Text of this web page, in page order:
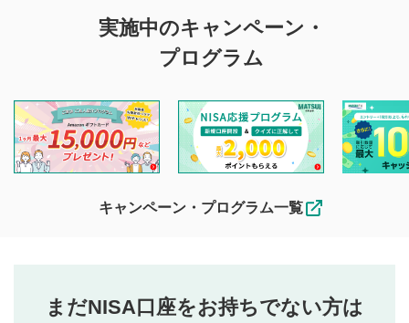
実施中のキャンペーン・
プログラム
キャンペーン・プログラム一覧
まだNISA口座をお持ちでない方は